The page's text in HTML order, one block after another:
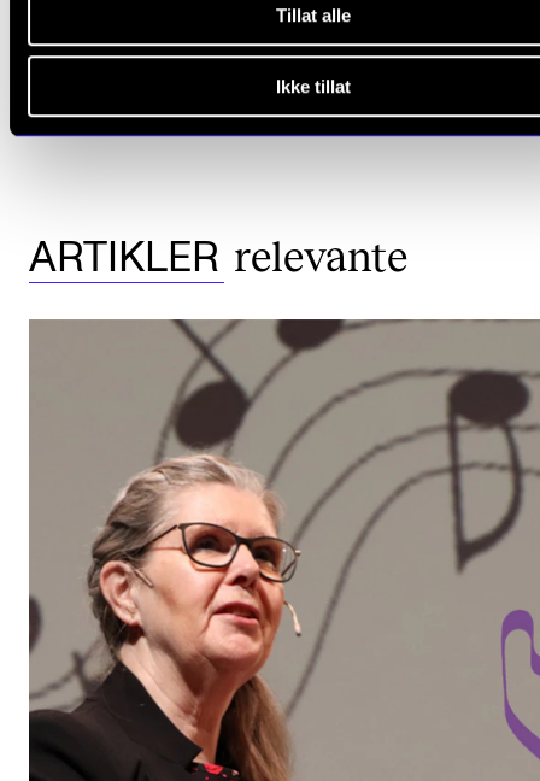
Tillat alle
Ikke tillat
OSLO UNIVERSITETSSYKEHUS
OSLO UNIVERSITY HOSPITAL
ARTIKLER relevante